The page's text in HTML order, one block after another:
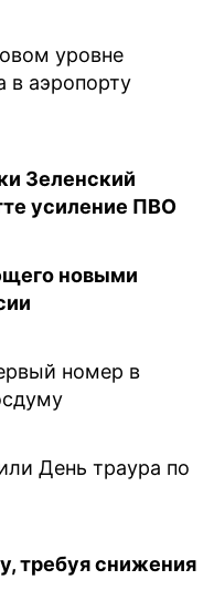
уровне
в аэропорту
Зеленский
усиление ПВО
новыми
номер в
День траура по
требуя снижения